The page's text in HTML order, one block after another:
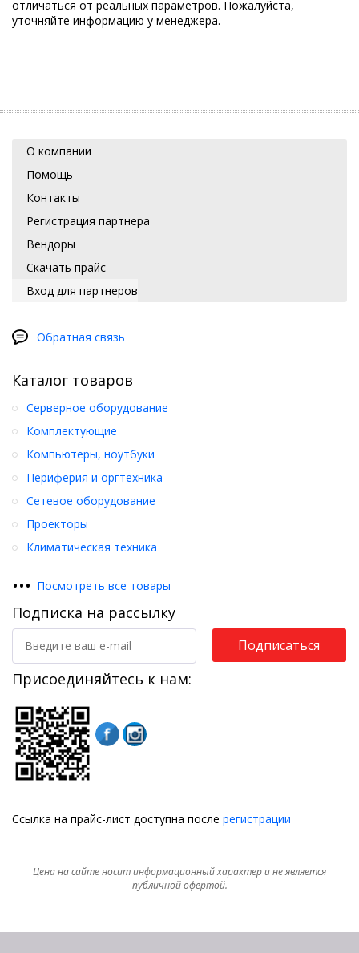
отличаться от реальных параметров. Пожалуйста,
уточняйте информацию у менеджера.
О компании
Помощь
Контакты
Регистрация партнера
Вендоры
Скачать прайс
Вход для партнеров
Обратная связь
Каталог товаров
Серверное оборудование
Комплектующие
Компьютеры, ноутбуки
Периферия и оргтехника
Сетевое оборудование
Проекторы
Климатическая техника
••• Посмотреть все товары
Подписка на рассылку
Подписаться
Присоединяйтесь к нам:
Ссылка на прайс-лист доступна после регистрации
Цена на сайте носит информационный характер и не является
публичной офертой.